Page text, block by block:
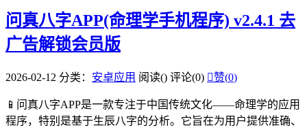
问真八字APP(命理学手机程序) v2.4.1 去
广告解锁会员版
2026-02-12 分类： 安卓应用 阅读() 评论(0) 赞(0)
📱问真八字APP是一款专注于中国传统文化——命理学的应用
程序，特别是基于生辰八字的分析。它旨在为用户提供准确、